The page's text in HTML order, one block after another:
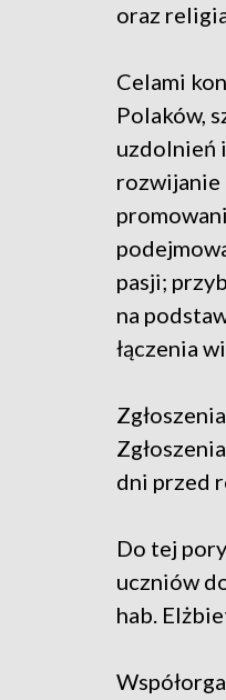
oraz
Celami
Polaków,
uzdolnień
rozwijanie
pasji;
na
łączenia
dni przed
Do tej
uczniów
hab.